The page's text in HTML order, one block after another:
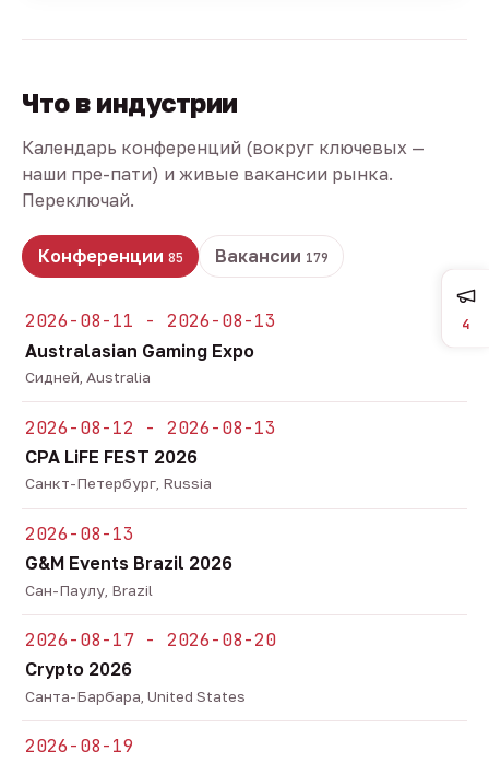
Что в индустрии
Календарь конференций (вокруг ключевых —
наши пре-пати) и живые вакансии рынка.
Переключай.
Конференции 85 Вакансии 179
2026-08-11 - 2026-08-13
Australasian Gaming Expo
Сидней, Australia
2026-08-12 - 2026-08-13
CPA LiFE FEST 2026
Санкт-Петербург, Russia
2026-08-13
G&M Events Brazil 2026
Сан-Паулу, Brazil
2026-08-17 - 2026-08-20
Crypto 2026
Санта-Барбара, United States
2026-08-19
4